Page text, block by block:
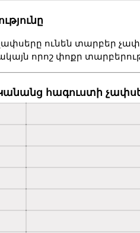
ունեն տարբեր
որոշ փոքր
հագուստի